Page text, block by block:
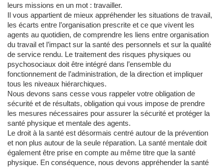
leurs missions en un mot : travailler.
Il vous appartient de mieux appréhender les situations de travail,
les écarts entre l’organisation prescrite et ce que vivent les
agents au quotidien, de comprendre les liens entre organisation
du travail et l’impact sur la santé des personnels et sur la qualité
de service rendu. Le traitement des risques physiques ou
psychosociaux doit être intégré dans l’ensemble du
fonctionnement de l’administration, de la direction et impliquer
tous les niveaux hiérarchiques.
Nous devons sans cesse vous rappeler votre obligation de
sécurité et de résultats, obligation qui vous impose de prendre
les mesures nécessaires pour assurer la sécurité et protéger la
santé physique et mentale des agents.
Le droit à la santé est désormais centré autour de la prévention
et non plus autour de la seule réparation. La santé mentale doit
également être prise en compte au même titre que la santé
physique. En conséquence, nous devons appréhender la santé